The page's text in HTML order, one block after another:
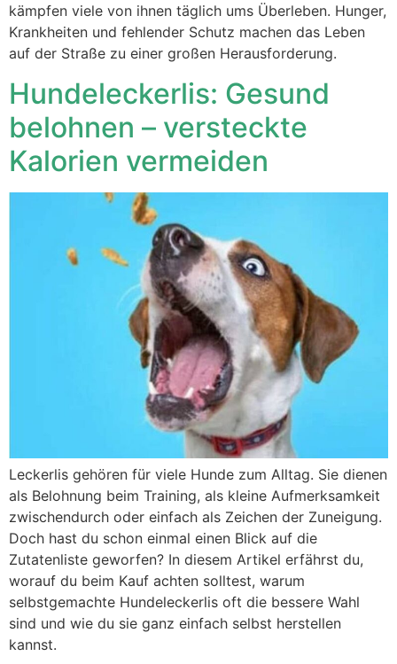
kämpfen viele von ihnen täglich ums Überleben. Hunger,
Krankheiten und fehlender Schutz machen das Leben
auf der Straße zu einer großen Herausforderung.
Hundeleckerlis: Gesund
belohnen – versteckte
Kalorien vermeiden
Leckerlis gehören für viele Hunde zum Alltag. Sie dienen
als Belohnung beim Training, als kleine Aufmerksamkeit
zwischendurch oder einfach als Zeichen der Zuneigung.
Doch hast du schon einmal einen Blick auf die
Zutatenliste geworfen? In diesem Artikel erfährst du,
worauf du beim Kauf achten solltest, warum
selbstgemachte Hundeleckerlis oft die bessere Wahl
sind und wie du sie ganz einfach selbst herstellen
kannst.